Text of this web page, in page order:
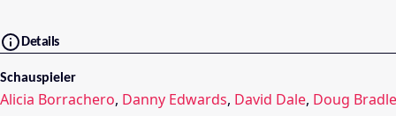
Details
Schauspieler
Alicia Borrachero, Danny Edwards, David Dale, Doug